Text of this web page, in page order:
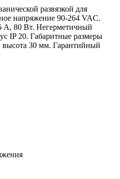
развязкой для
напряжение 90-264 VAC.
А, 80 Вт. Негерметичный
IP 20. Габаритные размеры
30 мм. Гарантийный